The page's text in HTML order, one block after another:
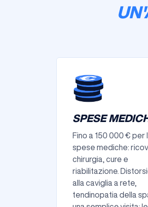
SPESE
Fino a 150 000 € per
spese mediche:
chirurgia, cure e
riabilitazione.
alla caviglia a rete,
tendinopatia della